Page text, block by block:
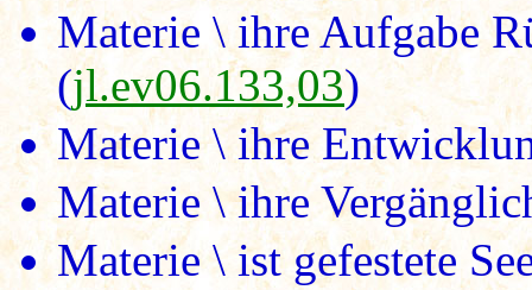
Materie \ ihre Aufgabe
(jl.ev06.133,03)
Materie \ ihre
Materie \ ihre
Materie \ ist gefestete